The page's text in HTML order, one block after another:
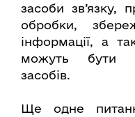
засоби зв’язку,
обробки,
інформації, а
можуть бути
засобів.
Ще одне